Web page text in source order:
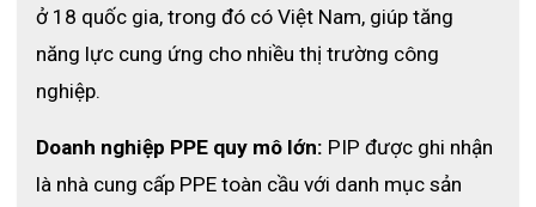
ở 18 quốc gia, trong đó có Việt Nam, giúp tăng
năng lực cung ứng cho nhiều thị trường công
nghiệp.
Doanh nghiệp PPE quy mô lớn: PIP được ghi nhận
là nhà cung cấp PPE toàn cầu với danh mục sản